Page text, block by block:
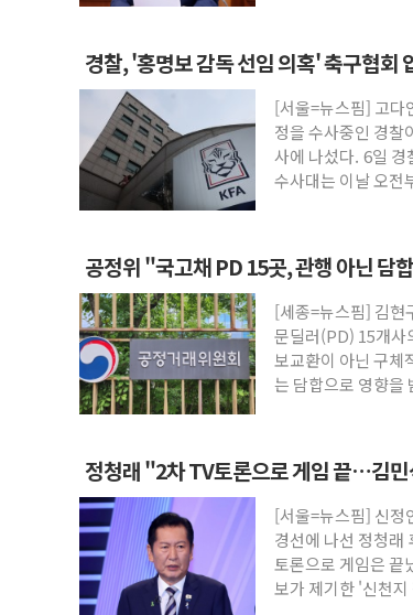
[K메이커] 코셔에서 할랄까지
[특징주] 비철금속 업종 11%
흥국자산운용, 코스닥 성장
외국인 돌아왔지만 …'삼전·
경찰, '홍명보 감독 선임 의혹' 축구협회
[서울=뉴스핌] 고다
정을 수사중인 경찰
사에 나섰다. 6일 경
수사대는 이날 오전
공정위 "국고채 PD 15곳, 관행 아닌
[세종=뉴스핌] 김현
문딜러(PD) 15개사
보교환이 아닌 구체
는 담합으로 영향을
정청래 "2차 TV토론으로 게임 끝…김민
해"
[서울=뉴스핌] 신정
경선에 나선 정청래
토론으로 게임은 끝
보가 제기한 '신천